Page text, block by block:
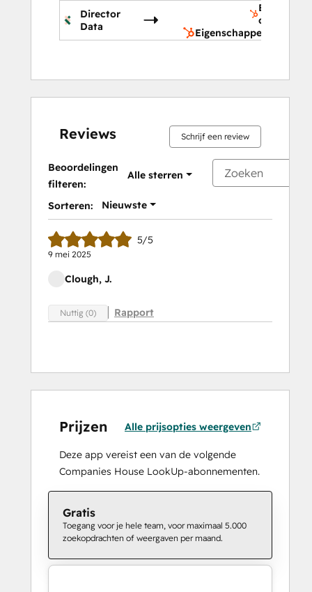
Director
Data
Eigenschappen
Reviews Schrijf een review
Beoordelingen
filteren:
Alle sterren
Sorteren: Nieuwste
5/5
9 mei 2025
Clough, J.
Nuttig (0) Rapport
Prijzen Alle prijsopties weergeven
Deze app vereist een van de volgende
Companies House LookUp-abonnementen.
Gratis
Toegang voor je hele team, voor maximaal 5.000
zoekopdrachten of weergaven per maand.